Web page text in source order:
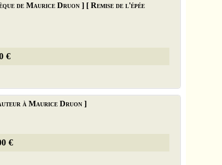
de Maurice Druon ] [ Remise de l'épée
€
à Maurice Druon ]
€